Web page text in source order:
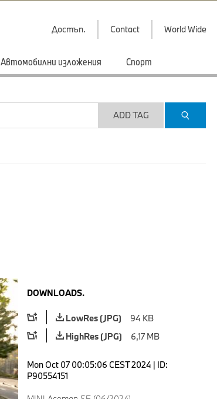
Достъп. Contact World Wide
Автомобилни изложения Спорт
ADD TAG
DOWNLOADS.
LowRes (JPG)
94 KB
HighRes (JPG)
6,17 MB
Mon Oct 07 00:05:06 CEST 2024 | ID:
P90554151